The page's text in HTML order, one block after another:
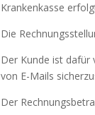
Krankenkasse
Die
Der Kunde ist dafür
von E-Mails
Der